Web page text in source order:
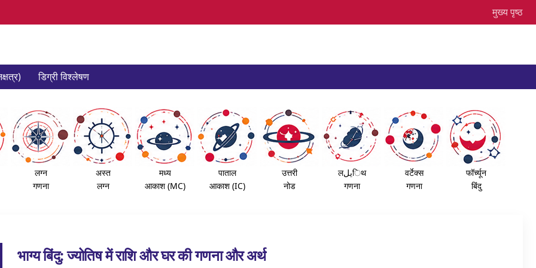
मुख्य पृष्ठ
डिग्री विश्लेषण
लग्न
गणना
अस्त
लग्न
मध्य
आकाश (MC)
पाताल
आकाश (IC)
उत्तरी
नोड
लيلिथ
गणना
वर्टेक्स
गणना
फॉर्च्यून
बिंदु
भाग्य बिंदु: ज्योतिष में राशि और घर की गणना और अर्थ